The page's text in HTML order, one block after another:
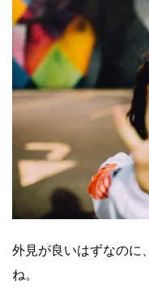
外見が良いはずなのに、
ね。